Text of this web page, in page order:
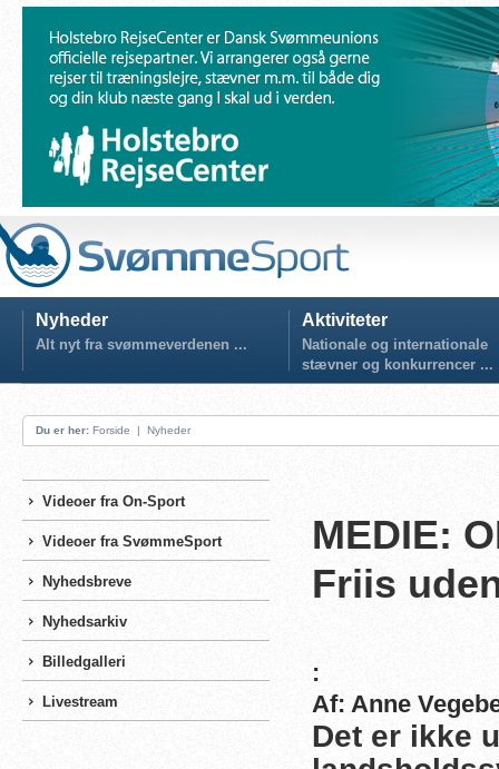
Nyheder
Alt nyt fra svømmeverdenen ...
Aktiviteter
Nationale og internationale
stævner og konkurrencer ...
Du er her: Forside | Nyheder
Videoer fra On-Sport
Videoer fra SvømmeSport
Nyhedsbreve
Nyhedsarkiv
Billedgalleri
Livestream
MEDIE:
Friis
:
Af: Anne
Det er ikke